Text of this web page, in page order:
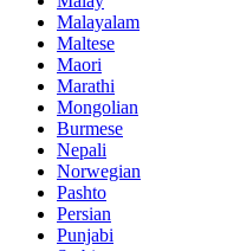
Malayalam
Maltese
Maori
Marathi
Mongolian
Burmese
Nepali
Norwegian
Pashto
Persian
Punjabi